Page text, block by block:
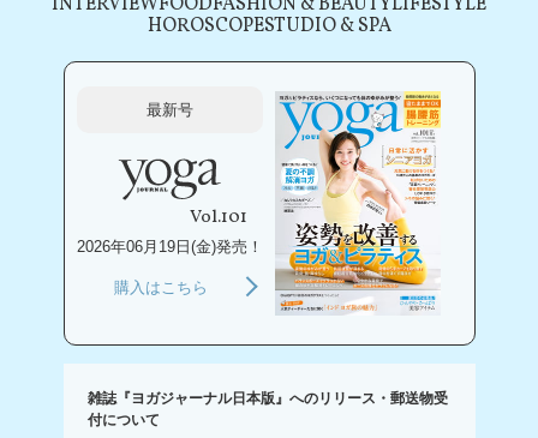
HOROSCOPESTUDIO & SPA
最新号
Vol.101
2026年06月19日(金)発売！
購入はこちら
雑誌『ヨガジャーナル日本版』へのリリース・郵送物受
付について